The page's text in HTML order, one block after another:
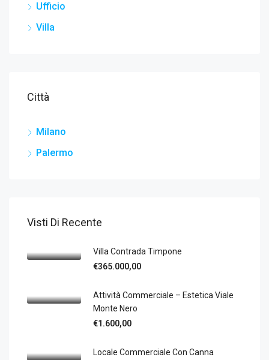
Ufficio
Villa
Città
Milano
Palermo
Visti Di Recente
Villa Contrada Timpone
€365.000,00
Attività Commerciale – Estetica Viale
Monte Nero
€1.600,00
Locale Commerciale Con Canna